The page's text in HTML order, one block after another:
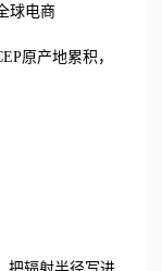
球电商
原产地累积，